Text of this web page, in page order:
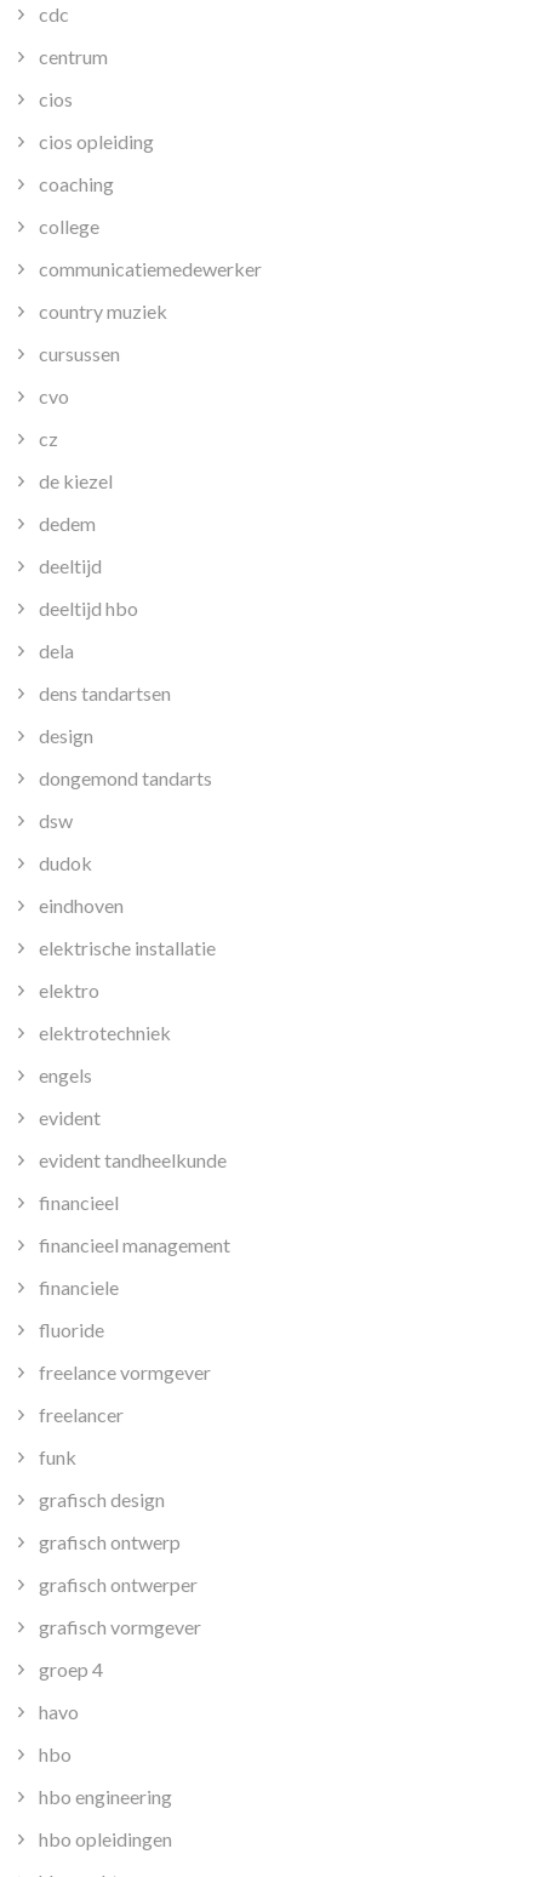
cdc
centrum
cios
cios opleiding
coaching
college
communicatiemedewerker
country muziek
cursussen
cvo
cz
de kiezel
dedem
deeltijd
deeltijd hbo
dela
dens tandartsen
design
dongemond tandarts
dsw
dudok
eindhoven
elektrische installatie
elektro
elektrotechniek
engels
evident
evident tandheelkunde
financieel
financieel management
financiele
fluoride
freelance vormgever
freelancer
funk
grafisch design
grafisch ontwerp
grafisch ontwerper
grafisch vormgever
groep 4
havo
hbo
hbo engineering
hbo opleidingen